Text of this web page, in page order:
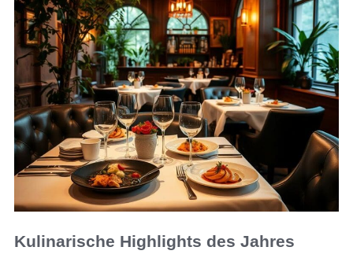
Kulinarische Highlights des Jahres